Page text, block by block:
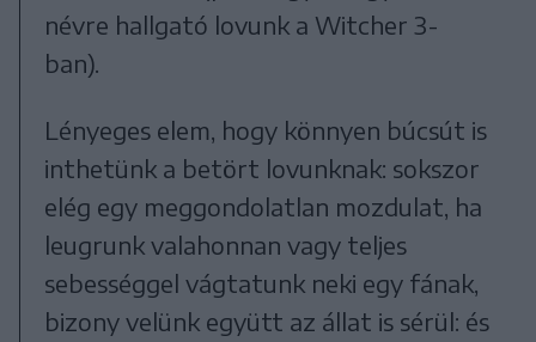
névre hallgató lovunk a Witcher 3-
ban).
Lényeges elem, hogy könnyen búcsút is
inthetünk a betört lovunknak: sokszor
elég egy meggondolatlan mozdulat, ha
leugrunk valahonnan vagy teljes
sebességgel vágtatunk neki egy fának,
bizony velünk együtt az állat is sérül: és